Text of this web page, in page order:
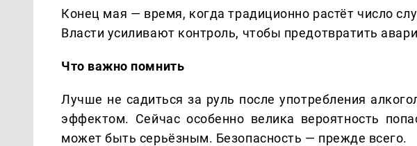
Конец мая — время, когда традиционно растёт число
Власти усиливают контроль, чтобы предотвратить
Что важно помнить
Лучше не садиться за руль после употребления
эффектом. Сейчас особенно велика вероятность
может быть серьёзным. Безопасность — прежде всего.